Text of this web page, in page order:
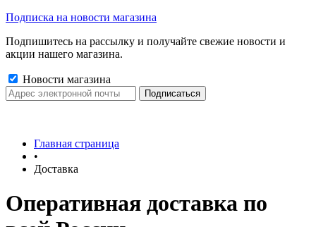
Подписка на новости магазина
Подпишитесь на рассылку и получайте свежие новости и
акции нашего магазина.
Новости магазина
Главная страница
•
Доставка
Оперативная доставка по